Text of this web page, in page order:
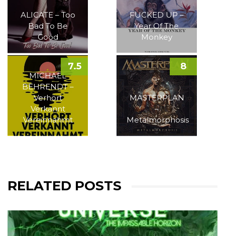
ALICATE – Too
Bad To Be
Good
FUCKED UP –
Year Of The
Monkey
MICHAEL
BEHRENDT –
Verhört
Verkannt
Vereinnahmt
7.5
MASTERPLAN
–
Metalmorphosis
8
RELATED POSTS